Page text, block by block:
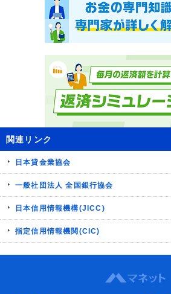
関連リンク
日本貸金業協会
一般社団法人 全国銀行協会
日本信用情報機構(JICC)
指定信用情報機関(CIC)